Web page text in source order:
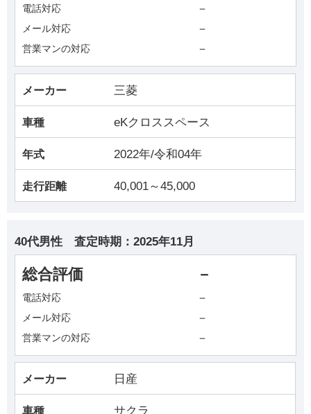
電話対応 －
メール対応 －
営業マンの対応 －
メーカー 三菱
車種 eKクロススペース
年式 2022年/令和04年
走行距離 40,001～45,000
40代男性 査定時期： 2025年11月
総合評価 －
電話対応 －
メール対応 －
営業マンの対応 －
メーカー 日産
車種 サクラ